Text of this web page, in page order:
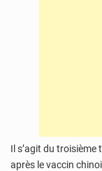
Il s’agit du troisième
après le vaccin